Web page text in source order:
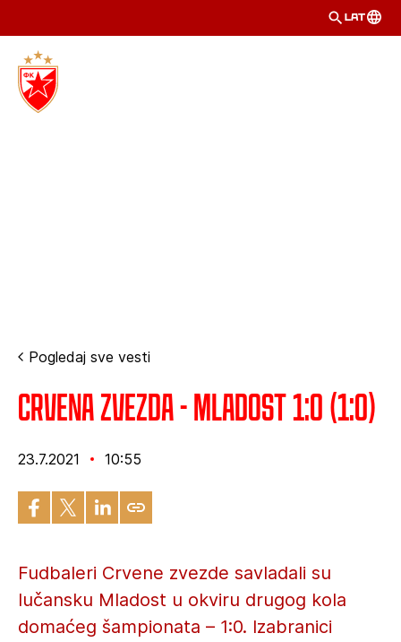
LAT
Pogledaj sve vesti
Crvena zvezda - Mladost 1:0 (1:0)
23.7.2021 10:55
Fudbaleri Crvene zvezde savladali su
lučansku Mladost u okviru drugog kola
domaćeg šampionata – 1:0. Izabranici